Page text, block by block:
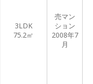
3LDK
75.2㎡
売マン
ション
2008年7
月